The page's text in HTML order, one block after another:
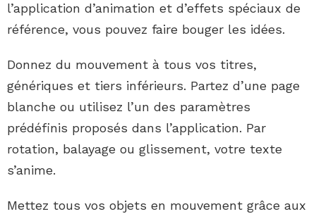
l’application d’animation et d’effets spéciaux de
référence, vous pouvez faire bouger les idées.
Donnez du mouvement à tous vos titres,
génériques et tiers inférieurs. Partez d’une page
blanche ou utilisez l’un des paramètres
prédéfinis proposés dans l’application. Par
rotation, balayage ou glissement, votre texte
s’anime.
Mettez tous vos objets en mouvement grâce aux